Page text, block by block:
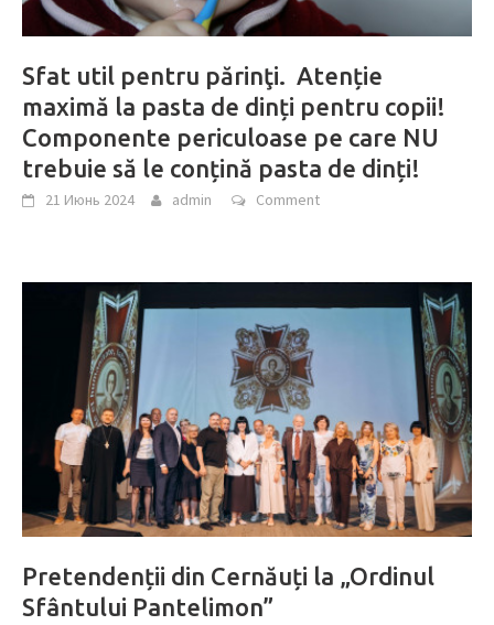
Sfat util pentru părinţi. Atenție
maximă la pasta de dinți pentru copii!
Componente periculoase pe care NU
trebuie să le conțină pasta de dinți!
21 Июнь 2024 admin Comment
Pretendenții din Cernăuți la „Ordinul
Sfântului Pantelimon”